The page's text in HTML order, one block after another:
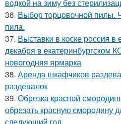
водкой на зиму без
36. Выбор торцовочной пилы.
пила.
37. Выставки в коске россия в
декабря в екатеринбургском
новогодняя ярмарка
38. Аренда шкафчиков
раздевалок
39. Обрезка красной
обрезать красную смородину